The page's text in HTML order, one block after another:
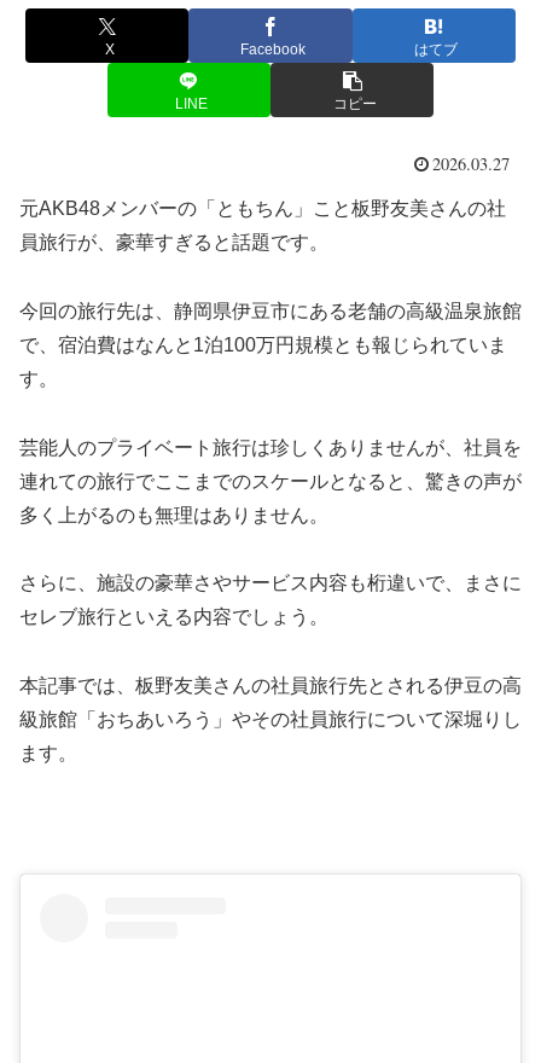
X Facebook はてブ
LINE コピー
2026.03.27
元AKB48メンバーの「ともちん」こと板野友美さんの社
員旅行が、豪華すぎると話題です。
今回の旅行先は、静岡県伊豆市にある老舗の高級温泉旅館
で、宿泊費はなんと1泊100万円規模とも報じられていま
す。
芸能人のプライベート旅行は珍しくありませんが、社員を
連れての旅行でここまでのスケールとなると、驚きの声が
多く上がるのも無理はありません。
さらに、施設の豪華さやサービス内容も桁違いで、まさに
セレブ旅行といえる内容でしょう。
本記事では、板野友美さんの社員旅行先とされる伊豆の高
級旅館「おちあいろう」やその社員旅行について深堀りし
ます。